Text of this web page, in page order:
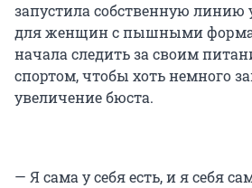
запустила собственную линию
для женщин с пышными
начала следить за своим
спортом, чтобы хоть немного
увеличение бюста.
— Я сама у себя есть, и я себя